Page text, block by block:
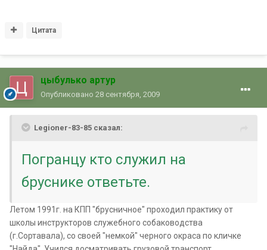
Цитата
цыбулько артур
Опубликовано 28 сентября, 2009
Legioner-83-85 сказал:
Погранцу кто служил на
бруснике ответьте.
Летом 1991г. на КПП "брусничное" проходил практику от
школы инструкторов служебного собаководства
(г.Сортавала), со своей "немкой" черного окраса по кличке